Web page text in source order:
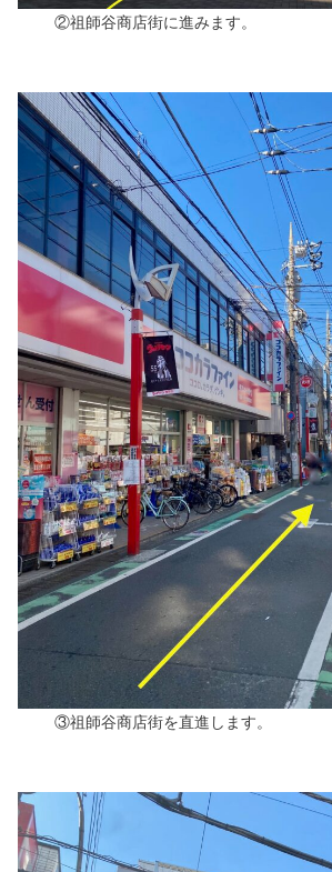
②祖師谷商店街に進みます。
③祖師谷商店街を直進します。